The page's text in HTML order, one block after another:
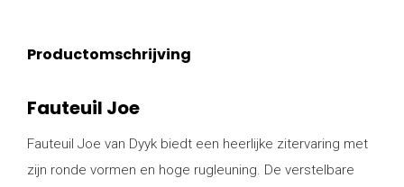
Productomschrijving
Fauteuil Joe
Fauteuil Joe van Dyyk biedt een heerlijke zitervaring met
zijn ronde vormen en hoge rugleuning. De verstelbare